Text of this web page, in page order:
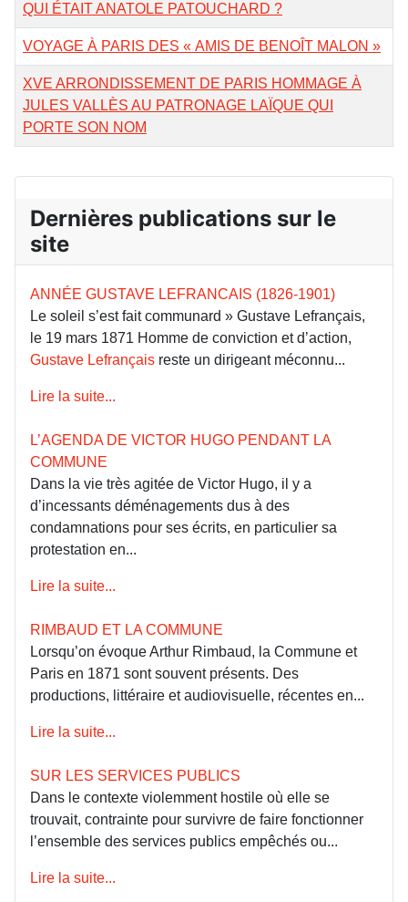
QUI ÉTAIT ANATOLE PATOUCHARD ?
VOYAGE À PARIS DES « AMIS DE BENOÎT MALON »
XVE ARRONDISSEMENT DE PARIS HOMMAGE À
JULES VALLÈS AU PATRONAGE LAÏQUE QUI
PORTE SON NOM
Dernières publications sur le
site
ANNÉE GUSTAVE LEFRANCAIS (1826-1901)
Le soleil s’est fait communard » Gustave Lefrançais,
le 19 mars 1871 Homme de conviction et d’action,
Gustave Lefrançais reste un dirigeant méconnu...
Lire la suite...
L’AGENDA DE VICTOR HUGO PENDANT LA
COMMUNE
Dans la vie très agitée de Victor Hugo, il y a
d’incessants déménagements dus à des
condamnations pour ses écrits, en particulier sa
protestation en...
Lire la suite...
RIMBAUD ET LA COMMUNE
Lorsqu’on évoque Arthur Rimbaud, la Commune et
Paris en 1871 sont souvent présents. Des
productions, littéraire et audiovisuelle, récentes en...
Lire la suite...
SUR LES SERVICES PUBLICS
Dans le contexte violemment hostile où elle se
trouvait, contrainte pour survivre de faire fonctionner
l’ensemble des services publics empêchés ou...
Lire la suite...